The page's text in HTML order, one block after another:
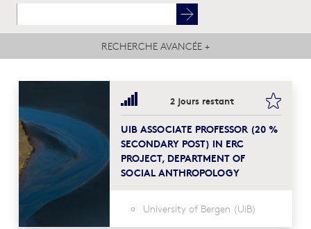
RECHERCHE AVANCÉE +
2 jours restant
UIB ASSOCIATE PROFESSOR (20 %
SECONDARY POST) IN ERC
PROJECT, DEPARTMENT OF
SOCIAL ANTHROPOLOGY
University of Bergen (UiB)